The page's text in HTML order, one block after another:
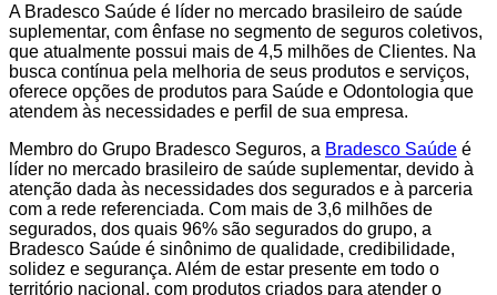
A Bradesco Saúde é líder no mercado brasileiro de saúde
suplementar, com ênfase no segmento de seguros coletivos,
que atualmente possui mais de 4,5 milhões de Clientes. Na
busca contínua pela melhoria de seus produtos e serviços,
oferece opções de produtos para Saúde e Odontologia que
atendem às necessidades e perfil de sua empresa.
Membro do Grupo Bradesco Seguros, a Bradesco Saúde é
líder no mercado brasileiro de saúde suplementar, devido à
atenção dada às necessidades dos segurados e à parceria
com a rede referenciada. Com mais de 3,6 milhões de
segurados, dos quais 96% são segurados do grupo, a
Bradesco Saúde é sinônimo de qualidade, credibilidade,
solidez e segurança. Além de estar presente em todo o
território nacional, com produtos criados para atender o